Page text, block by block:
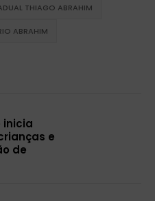
THIAGO ABRAHIM
ABRAHIM
inicia
e
de